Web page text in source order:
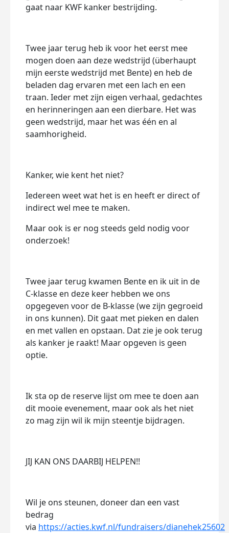
gaat naar KWF kanker bestrijding.
Twee jaar terug heb ik voor het eerst mee
mogen doen aan deze wedstrijd (überhaupt
mijn eerste wedstrijd met Bente) en heb de
beladen dag ervaren met een lach en een
traan. Ieder met zijn eigen verhaal, gedachtes
en herinneringen aan een dierbare. Het was
geen wedstrijd, maar het was één en al
saamhorigheid.
Kanker, wie kent het niet?
Iedereen weet wat het is en heeft er direct of
indirect wel mee te maken.
Maar ook is er nog steeds geld nodig voor
onderzoek!
Twee jaar terug kwamen Bente en ik uit in de
C-klasse en deze keer hebben we ons
opgegeven voor de B-klasse (we zijn gegroeid
in ons kunnen). Dit gaat met pieken en dalen
en met vallen en opstaan. Dat zie je ook terug
als kanker je raakt! Maar opgeven is geen
optie.
Ik sta op de reserve lijst om mee te doen aan
dit mooie evenement, maar ook als het niet
zo mag zijn wil ik mijn steentje bijdragen.
JIJ KAN ONS DAARBIJ HELPEN!!
Wil je ons steunen, doneer dan een vast
bedrag
via https://acties.kwf.nl/fundraisers/dianehek25602